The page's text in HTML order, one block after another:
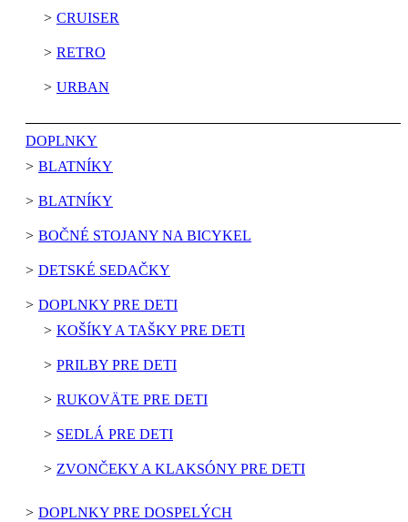
CRUISER
RETRO
URBAN
DOPLNKY
BLATNÍKY
BLATNÍKY
BOČNÉ STOJANY NA BICYKEL
DETSKÉ SEDAČKY
DOPLNKY PRE DETI
KOŠÍKY A TAŠKY PRE DETI
PRILBY PRE DETI
RUKOVÄTE PRE DETI
SEDLÁ PRE DETI
ZVONČEKY A KLAKSÓNY PRE DETI
DOPLNKY PRE DOSPELÝCH